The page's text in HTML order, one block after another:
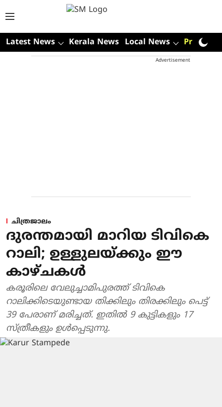
Latest News Kerala News Local News Premium
Advertisement
ചിത്രജാലം
ദുരന്തമായി മാറിയ ടിവികെ
റാലി; ഉള്ളുലയ്ക്കും ഈ
കാഴ്ചകൾ
കരൂരിലെ വേലുച്ചാമിപുരത്ത് ടിവികെ
റാലിക്കിടെയുണ്ടായ തിക്കിലും തിരക്കിലും പെട്ട്
39 പേരാണ് മരിച്ചത്. ഇതില്‍ 9 കുട്ടികളും 17
സ്ത്രീകളും ഉള്‍പ്പെടുന്നു.